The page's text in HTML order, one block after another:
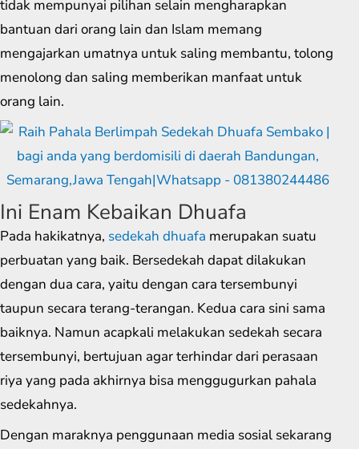
tidak mempunyai pilihan selain mengharapkan
bantuan dari orang lain dan Islam memang
mengajarkan umatnya untuk saling membantu, tolong
menolong dan saling memberikan manfaat untuk
orang lain.
Ini Enam Kebaikan Dhuafa
Pada hakikatnya, sedekah dhuafa merupakan suatu
perbuatan yang baik. Bersedekah dapat dilakukan
dengan dua cara, yaitu dengan cara tersembunyi
taupun secara terang-terangan. Kedua cara sini sama
baiknya. Namun acapkali melakukan sedekah secara
tersembunyi, bertujuan agar terhindar dari perasaan
riya yang pada akhirnya bisa menggugurkan pahala
sedekahnya.
Dengan maraknya penggunaan media sosial sekarang